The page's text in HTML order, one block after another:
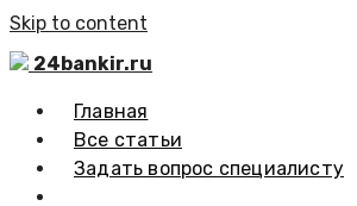
Skip to content
24bankir.ru
Главная
Все статьи
Задать вопрос специалисту